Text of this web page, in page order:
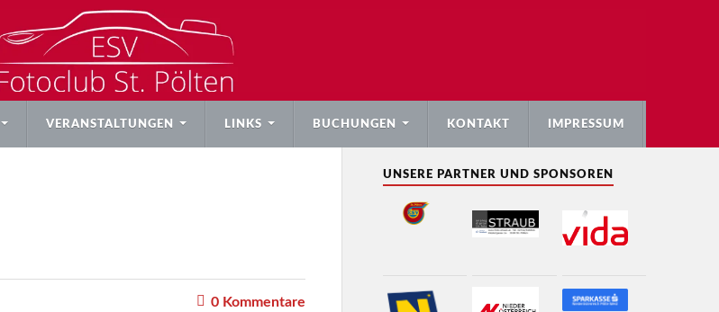
VERANSTALTUNGEN LINKS BUCHUNGEN KONTAKT IMPRESSUM
0Kommentare
UNSERE PARTNER UND SPONSOREN